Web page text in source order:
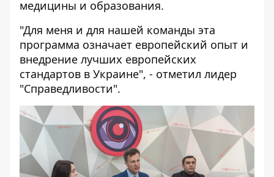
медицины и образования.
"Для меня и для нашей команды эта
программа означает европейский опыт и
внедрение лучших европейских
стандартов в Украине", - отметил лидер
"Справедливости".